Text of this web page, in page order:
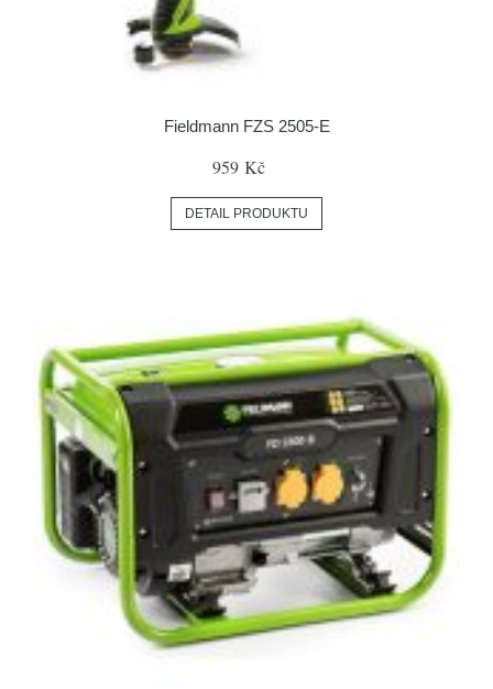
Fieldmann FZS 2505-E
959 Kč
DETAIL PRODUKTU